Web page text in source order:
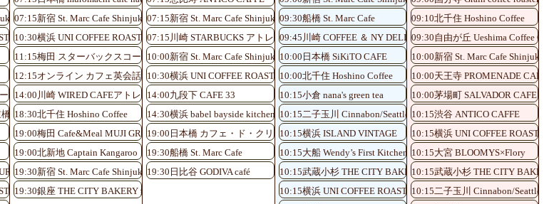
Shinminami-guchi
ガーKITTE大阪店
前駅店
銀座店
07:15新宿 St. Marc Cafe Shinjuku Shinminami-guchi
10:30横浜 UNI COFFEE ROASTERY
11:15梅田 スターバックスコーヒーHEP FIVE
12:15オンライン カフェ英会話♪
14:00川崎 WIRED CAFEアトレ川崎店
18:30北千住 Hoshino Coffee
19:00梅田 Cafe&Meal MUJI GRAND FRONT OSAKA
19:00北新地 Captain Kangaroo
19:30新宿 St. Marc Cafe Shinjuku Shinminami-guchi
19:30銀座 THE CITY BAKERY 銀座インズ
07:15新宿 St. Marc Cafe Shinjuku Shinminami-guchi
07:15川崎 STARBUCKS アトレ川崎店
10:00新宿 St. Marc Cafe Shinjuku Shinminami-guchi
10:30横浜 UNI COFFEE ROASTERY
14:00九段下 CAFE 33
14:30横浜 babel bayside kitchen
19:00日本橋 カフェ・ド・クリエ
19:30船橋 St. Marc Cafe
19:30日比谷 GODIVA café
09:30船橋 St. Marc Cafe
09:45川崎 COFFEE ＆ NY DELI CAFE NOLITA
10:00日本橋 SiKiTO CAFE
10:00北千住 Hoshino Coffee
10:15小倉 nana's green tea
10:15二子玉川 Cinnabon/Seattle's Best Coffee
10:15横浜 ISLAND VINTAGE
10:15大船 Wendy’s First Kitchen
10:15武蔵小杉 THE CITY BAKERY
10:15横浜 UNI COFFEE ROASTERY
09:10北千住 Hoshino Coffee
09:30自由が丘 Ueshima Coffee
10:00新宿 St. Marc Cafe Shinjuku
10:00天王寺 PROMENADE CAFE
10:00茅場町 SALVADOR CAFE
10:15渋谷 ANTICO CAFFE
10:15横浜 UNI COFFEE
10:15大宮 BLOOMYS×Flory
10:15武蔵小杉 THE CITY BAKERY
10:15二子玉川 Cinnabon/Seattle’s